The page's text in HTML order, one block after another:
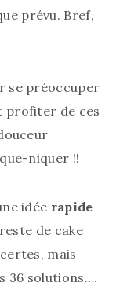
prévu. Bref,
se préoccuper
profiter de ces
niquer !!
idée rapide
de cake
mais
36 solutions….